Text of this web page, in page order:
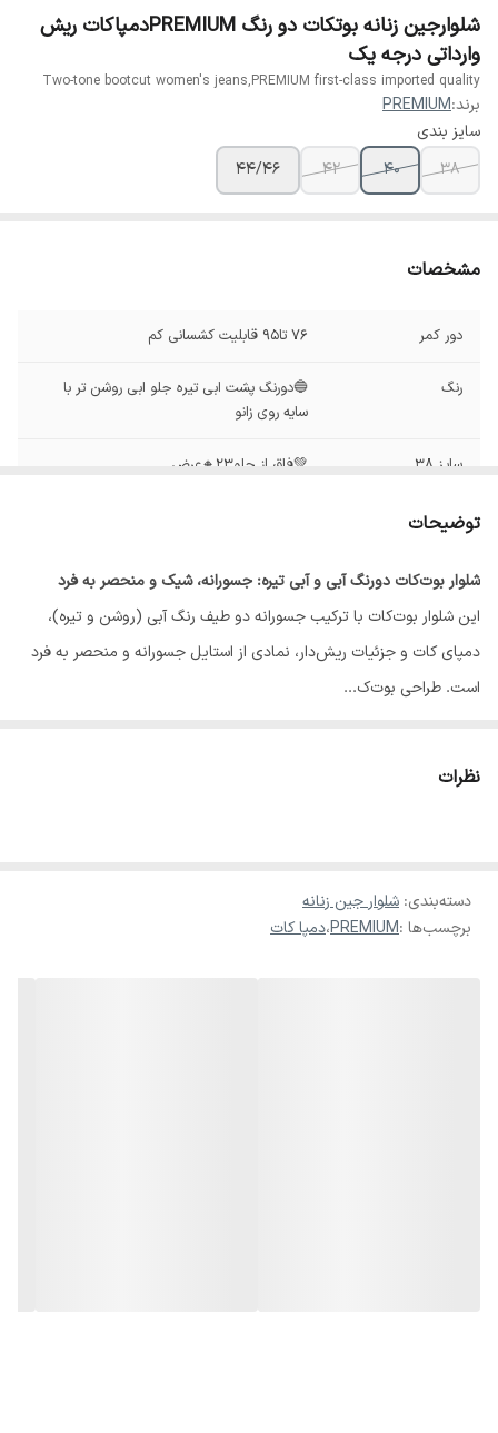
شلوارجین زنانه بوتکات دو رنگ PREMIUMدمپاکات ریش
وارداتی درجه یک
Two-tone bootcut women's jeans,PREMIUM first-class imported quality
برند:PREMIUM
سایز بندی
38
40
42
44/46
مشخصات
دور کمر 76 تا95 قابلیت کشسانی کم
رنگ
🔵دورنگ پشت ابی تیره جلو ابی روشن تر با
سایه روی زانو
سایز 38
💚فاق از جلو23🔸عرض
سایز42
💚فاق از جلو25🔸عرض
ران25🔸قد106🔸دمپا28🔸عرض باسن50
سایز44/46
توضیحات
شلوار بوت‌کات دورنگ آبی و آبی تیره: جسورانه، شیک و منحصر به فرد
این شلوار بوت‌کات با ترکیب جسورانه دو طیف رنگ آبی (روشن و تیره)،
دمپای کات و جزئیات ریش‌دار، نمادی از استایل جسورانه و منحصر به فرد
است. طراحی بوت‌ک...
نظرات
دسته‌بندی: شلوار جین زنانه
برچسب‌ها :PREMIUM،دمپا کات